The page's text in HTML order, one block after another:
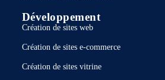
Développement
Création de sites web
Création de sites e-commerce
Création de sites vitrine